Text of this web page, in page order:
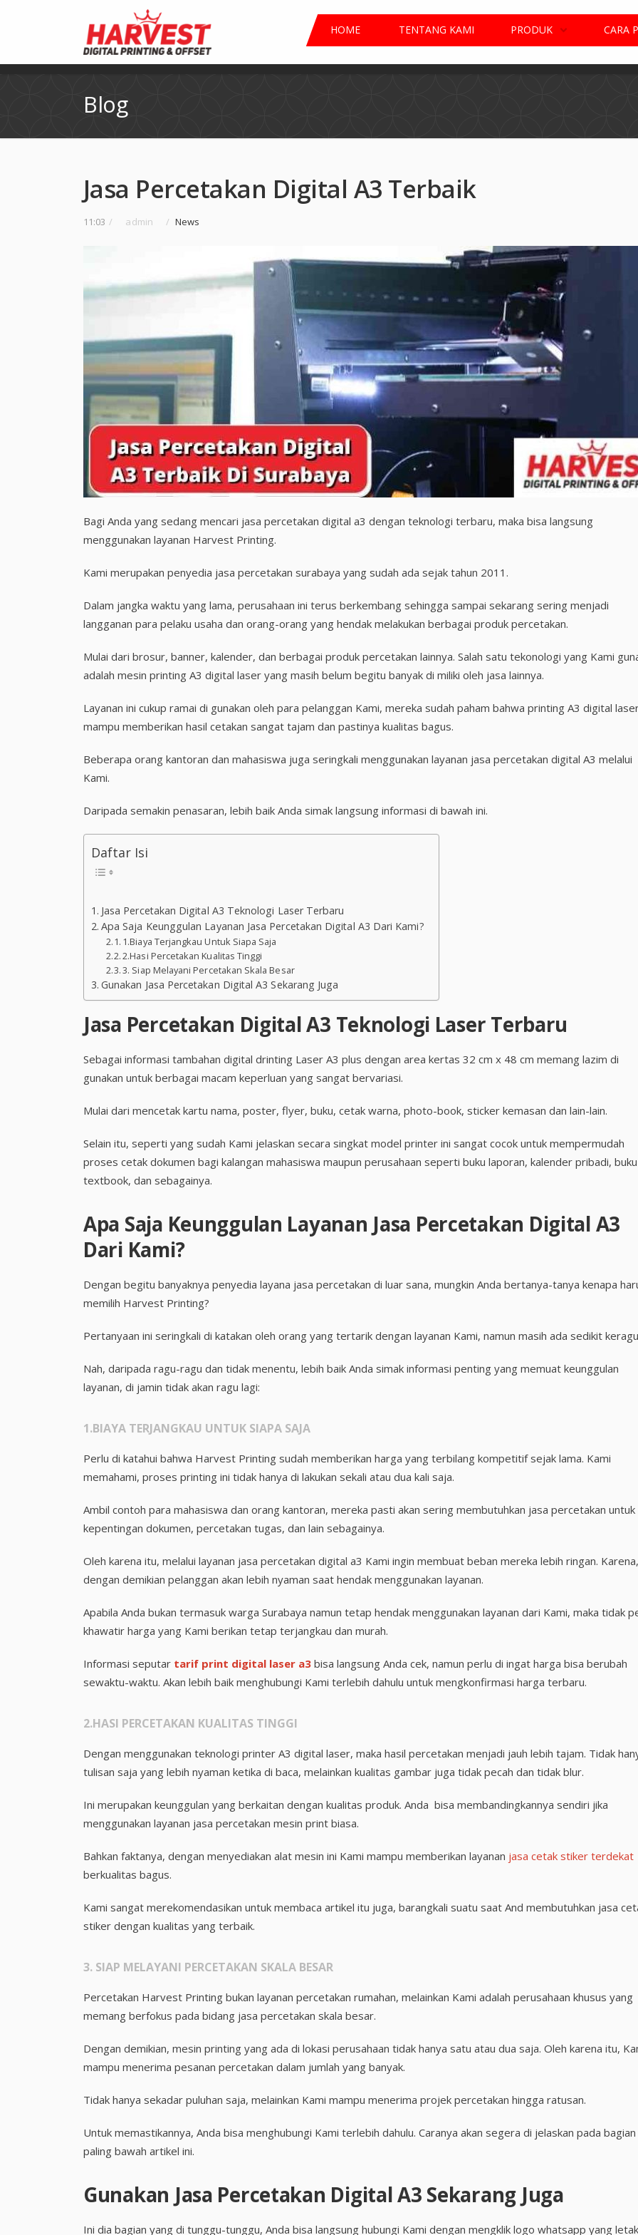
HOME TENTANG KAMI PRODUK CARA
Blog
Jasa Percetakan Digital A3 Terbaik
11:03 / admin / News
Bagi Anda yang sedang mencari jasa percetakan digital a3 dengan teknologi terbaru, maka bisa langsung
menggunakan layanan Harvest Printing.
Kami merupakan penyedia jasa percetakan surabaya yang sudah ada sejak tahun 2011.
Dalam jangka waktu yang lama, perusahaan ini terus berkembang sehingga sampai sekarang sering menjadi
langganan para pelaku usaha dan orang-orang yang hendak melakukan berbagai produk percetakan.
Mulai dari brosur, banner, kalender, dan berbagai produk percetakan lainnya. Salah satu tekonologi yang Kami
adalah mesin printing A3 digital laser yang masih belum begitu banyak di miliki oleh jasa lainnya.
Layanan ini cukup ramai di gunakan oleh para pelanggan Kami, mereka sudah paham bahwa printing A3 digital
mampu memberikan hasil cetakan sangat tajam dan pastinya kualitas bagus.
Beberapa orang kantoran dan mahasiswa juga seringkali menggunakan layanan jasa percetakan digital A3 melalui
Kami.
Daripada semakin penasaran, lebih baik Anda simak langsung informasi di bawah ini.
Daftar Isi
Jasa Percetakan Digital A3 Teknologi Laser Terbaru
Apa Saja Keunggulan Layanan Jasa Percetakan Digital A3 Dari Kami?
1.Biaya Terjangkau Untuk Siapa Saja
2.Hasi Percetakan Kualitas Tinggi
3. Siap Melayani Percetakan Skala Besar
Gunakan Jasa Percetakan Digital A3 Sekarang Juga
Jasa Percetakan Digital A3 Teknologi Laser Terbaru
Sebagai informasi tambahan digital drinting Laser A3 plus dengan area kertas 32 cm x 48 cm memang lazim di
gunakan untuk berbagai macam keperluan yang sangat bervariasi.
Mulai dari mencetak kartu nama, poster, flyer, buku, cetak warna, photo-book, sticker kemasan dan lain-lain.
Selain itu, seperti yang sudah Kami jelaskan secara singkat model printer ini sangat cocok untuk mempermudah
proses cetak dokumen bagi kalangan mahasiswa maupun perusahaan seperti buku laporan, kalender pribadi, buku
textbook, dan sebagainya.
Apa Saja Keunggulan Layanan Jasa Percetakan Digital A3
Dari Kami?
Dengan begitu banyaknya penyedia layana jasa percetakan di luar sana, mungkin Anda bertanya-tanya kenapa
memilih Harvest Printing?
Pertanyaan ini seringkali di katakan oleh orang yang tertarik dengan layanan Kami, namun masih ada sedikit
Nah, daripada ragu-ragu dan tidak menentu, lebih baik Anda simak informasi penting yang memuat keunggulan
layanan, di jamin tidak akan ragu lagi:
1.BIAYA TERJANGKAU UNTUK SIAPA SAJA
Perlu di katahui bahwa Harvest Printing sudah memberikan harga yang terbilang kompetitif sejak lama. Kami
memahami, proses printing ini tidak hanya di lakukan sekali atau dua kali saja.
Ambil contoh para mahasiswa dan orang kantoran, mereka pasti akan sering membutuhkan jasa percetakan untuk
kepentingan dokumen, percetakan tugas, dan lain sebagainya.
Oleh karena itu, melalui layanan jasa percetakan digital a3 Kami ingin membuat beban mereka lebih ringan. Karena,
dengan demikian pelanggan akan lebih nyaman saat hendak menggunakan layanan.
Apabila Anda bukan termasuk warga Surabaya namun tetap hendak menggunakan layanan dari Kami, maka tidak
khawatir harga yang Kami berikan tetap terjangkau dan murah.
Informasi seputar tarif print digital laser a3 bisa langsung Anda cek, namun perlu di ingat harga bisa berubah
sewaktu-waktu. Akan lebih baik menghubungi Kami terlebih dahulu untuk mengkonfirmasi harga terbaru.
2.HASI PERCETAKAN KUALITAS TINGGI
Dengan menggunakan teknologi printer A3 digital laser, maka hasil percetakan menjadi jauh lebih tajam. Tidak
tulisan saja yang lebih nyaman ketika di baca, melainkan kualitas gambar juga tidak pecah dan tidak blur.
Ini merupakan keunggulan yang berkaitan dengan kualitas produk. Anda bisa membandingkannya sendiri jika
menggunakan layanan jasa percetakan mesin print biasa.
Bahkan faktanya, dengan menyediakan alat mesin ini Kami mampu memberikan layanan jasa cetak stiker terdekat
berkualitas bagus.
Kami sangat merekomendasikan untuk membaca artikel itu juga, barangkali suatu saat And membutuhkan jasa
stiker dengan kualitas yang terbaik.
3. SIAP MELAYANI PERCETAKAN SKALA BESAR
Percetakan Harvest Printing bukan layanan percetakan rumahan, melainkan Kami adalah perusahaan khusus yang
memang berfokus pada bidang jasa percetakan skala besar.
Dengan demikian, mesin printing yang ada di lokasi perusahaan tidak hanya satu atau dua saja. Oleh karena itu,
mampu menerima pesanan percetakan dalam jumlah yang banyak.
Tidak hanya sekadar puluhan saja, melainkan Kami mampu menerima projek percetakan hingga ratusan.
Untuk memastikannya, Anda bisa menghubungi Kami terlebih dahulu. Caranya akan segera di jelaskan pada bagian
paling bawah artikel ini.
Gunakan Jasa Percetakan Digital A3 Sekarang Juga
Ini dia bagian yang di tunggu-tunggu, Anda bisa langsung hubungi Kami dengan mengklik logo whatsapp yang